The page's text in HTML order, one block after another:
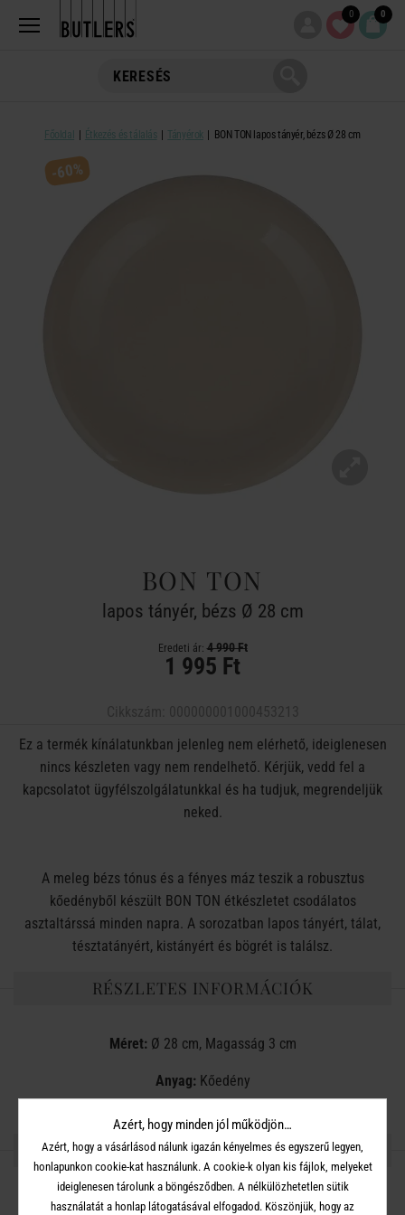
0 0
Főoldal Étkezés és tálalás Tányérok BON TON lapos tányér, bézs Ø 28 cm
-60%
BON TON
lapos tányér, bézs Ø 28 cm
Eredeti ár:4 990 Ft
1 995 Ft
Ez a termék kínálatunkban jelenleg nem elérhető, ideiglenesen
nincs készleten vagy nem rendelhető. Kérjük, vedd fel a
kapcsolatot ügyfélszolgálatunkkal és ha tudjuk, megrendeljük
neked.
A meleg bézs tónus és a fényes máz teszik a robusztus
kőedényből készült BON TON étkészletet csodálatos
asztaltárssá minden napra. A sorozatban lapos tányért, tálat,
tésztatányért, kistányért és bögrét is találsz.
RÉSZLETES INFORMÁCIÓK
Méret:Ø 28 cm, Magasság 3 cm
Anyag:Kőedény
OSZD MEG MÁSOKKAL!
Azért, hogy minden jól működjön…
Azért, hogy a vásárlásod nálunk igazán kényelmes és egyszerű legyen,
honlapunkon cookie-kat használunk. A cookie-k olyan kis fájlok, melyeket
ideiglenesen tárolunk a böngésződben. A nélkülözhetetlen sütik
használatát a honlap látogatásával elfogadod. Köszönjük, hogy az